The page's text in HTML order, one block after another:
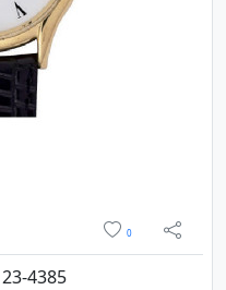
0
sns 공
23-4385